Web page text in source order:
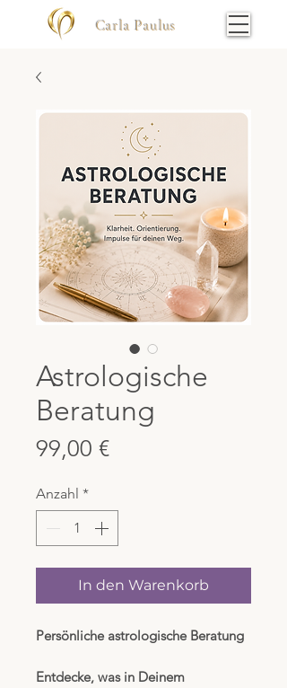
Carla Paulus
Astrologische
Beratung
99,00 €Preis
Anzahl *
In den Warenkorb
Persönliche astrologische Beratung
Entdecke, was in Deinem